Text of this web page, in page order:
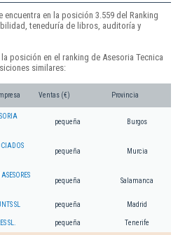
encuentra en la posición 3.559 del Ranking
teneduría de libros, auditoría y
posición en el ranking de Asesoria Tecnica
similares:
Ventas (€) Provincia
pequeña Burgos
pequeña Murcia
pequeña Salamanca
SL pequeña Madrid
SL. pequeña Tenerife